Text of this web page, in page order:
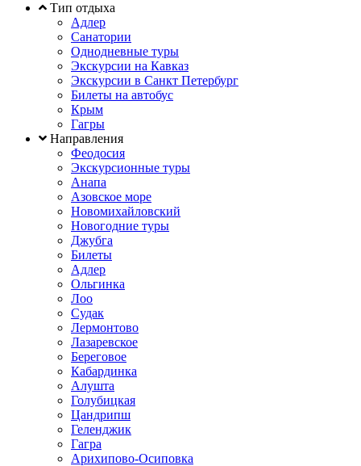
Тип отдыха
Адлер
Санатории
Однодневные туры
Экскурсии на Кавказ
Экскурсии в Санкт Петербург
Билеты на автобус
Крым
Гагры
Направления
Феодосия
Экскурсионные туры
Анапа
Азовское море
Новомихайловский
Новогодние туры
Джубга
Билеты
Адлер
Ольгинка
Лоо
Судак
Лермонтово
Лазаревское
Береговое
Кабардинка
Алушта
Голубицкая
Цандрипш
Геленджик
Гагра
Арихипово-Осиповка